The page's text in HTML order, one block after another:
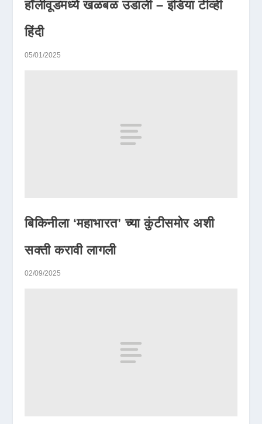
हॉलीवूडमध्ये खळबळ उडाली – इंडिया टीव्ही
हिंदी
05/01/2025
बिकिनीला ‘महाभारत’ च्या कुंटीसमोर अशी
सक्ती करावी लागली
02/09/2025